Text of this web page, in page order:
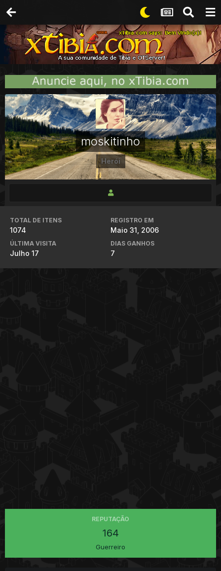
moskitinho
Herói
TOTAL DE ITENS
1074
REGISTRO EM
Maio 31, 2006
ÚLTIMA VISITA
Julho 17
DIAS GANHOS
7
REPUTAÇÃO
164
Guerreiro